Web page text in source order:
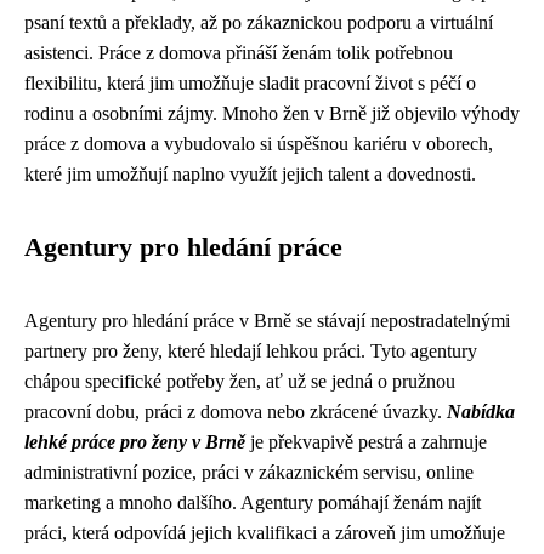
psaní textů a překlady, až po zákaznickou podporu a virtuální
asistenci. Práce z domova přináší ženám tolik potřebnou
flexibilitu, která jim umožňuje sladit pracovní život s péčí o
rodinu a osobními zájmy. Mnoho žen v Brně již objevilo výhody
práce z domova a vybudovalo si úspěšnou kariéru v oborech,
které jim umožňují naplno využít jejich talent a dovednosti.
Agentury pro hledání práce
Agentury pro hledání práce v Brně se stávají nepostradatelnými
partnery pro ženy, které hledají lehkou práci. Tyto agentury
chápou specifické potřeby žen, ať už se jedná o pružnou
pracovní dobu, práci z domova nebo zkrácené úvazky. Nabídka
lehké práce pro ženy v Brněje překvapivě pestrá a zahrnuje
administrativní pozice, práci v zákaznickém servisu, online
marketing a mnoho dalšího. Agentury pomáhají ženám najít
práci, která odpovídá jejich kvalifikaci a zároveň jim umožňuje